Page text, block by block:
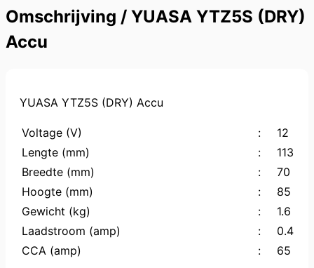
Omschrijving / YUASA YTZ5S (DRY)
Accu
YUASA YTZ5S (DRY) Accu
Voltage (V) :
12
Lengte (mm)
:
113
Breedte (mm)
:
70
Hoogte (mm)
:
85
Gewicht (kg)
:
1.6
Laadstroom (amp)
:
0.4
CCA (amp)
: 65